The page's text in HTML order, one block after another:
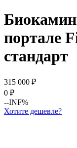
портале
стандарт
315 000 ₽
0 ₽
--INF%
Хотите дешевле?